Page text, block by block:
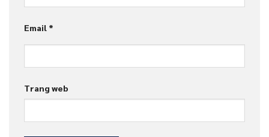
Email *
Trang web